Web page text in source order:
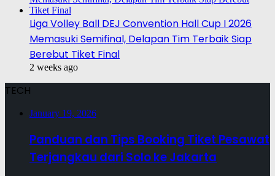
Liga Volley Ball DEJ Convention Hall Cup I 2026
Memasuki Semifinal, Delapan Tim Terbaik Siap
Berebut Tiket Final
2 weeks ago
TECH
January 19, 2026
Panduan dan Tips Booking Tiket Pesawat
Terjangkau dari Solo ke Jakarta